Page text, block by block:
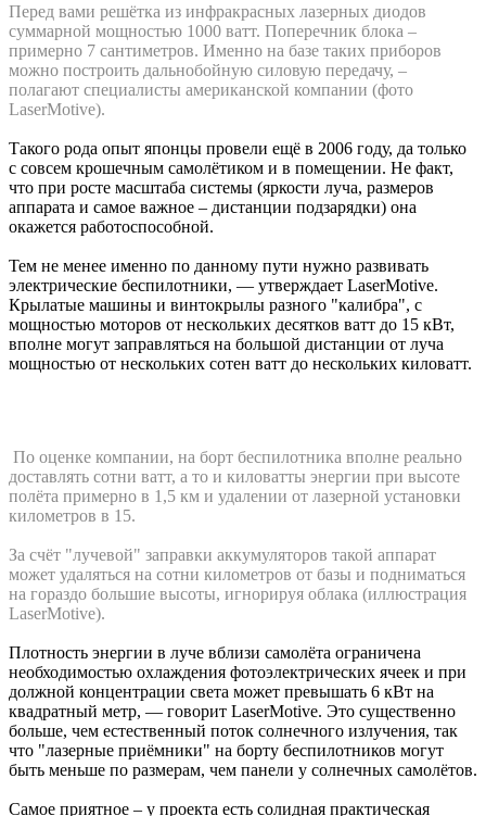
Перед вами решётка из инфракрасных лазерных диодов
суммарной мощностью 1000 ватт. Поперечник блока –
примерно 7 сантиметров. Именно на базе таких приборов
можно построить дальнобойную силовую передачу, –
полагают специалисты американской компании (фото
LaserMotive).
Такого рода опыт японцы провели ещё в 2006 году, да только
с совсем крошечным самолётиком и в помещении. Не факт,
что при росте масштаба системы (яркости луча, размеров
аппарата и самое важное – дистанции подзарядки) она
окажется работоспособной.
Тем не менее именно по данному пути нужно развивать
электрические беспилотники, — утверждает LaserMotive.
Крылатые машины и винтокрылы разного "калибра", с
мощностью моторов от нескольких десятков ватт до 15 кВт,
вполне могут заправляться на большой дистанции от луча
мощностью от нескольких сотен ватт до нескольких киловатт.
По оценке компании, на борт беспилотника вполне реально
доставлять сотни ватт, а то и киловатты энергии при высоте
полёта примерно в 1,5 км и удалении от лазерной установки
километров в 15.
За счёт "лучевой" заправки аккумуляторов такой аппарат
может удаляться на сотни километров от базы и подниматься
на гораздо большие высоты, игнорируя облака (иллюстрация
LaserMotive).
Плотность энергии в луче вблизи самолёта ограничена
необходимостью охлаждения фотоэлектрических ячеек и при
должной концентрации света может превышать 6 кВт на
квадратный метр, — говорит LaserMotive. Это существенно
больше, чем естественный поток солнечного излучения, так
что "лазерные приёмники" на борту беспилотников могут
быть меньше по размерам, чем панели у солнечных самолётов.
Самое приятное – у проекта есть солидная практическая